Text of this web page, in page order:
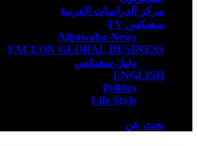
مركز الدراسات العربية
سفنكس TV
Albawaba-News
FACLON GLOBAL BUSINESS
دليل سفنكس
ENGLISH
Politics
Life Style
بحث عن